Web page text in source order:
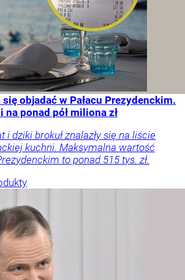
objadać w Pałacu Prezydenckim.
ponad pół miliona zł
dziki brokuł znalazły się na liście
kuchni. Maksymalna wartość
to ponad 515 tys. zł.